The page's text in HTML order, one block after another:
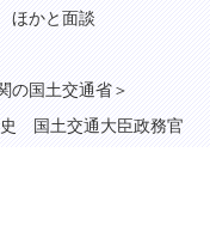
ほかと面談
の国土交通省＞
国土交通大臣政務官